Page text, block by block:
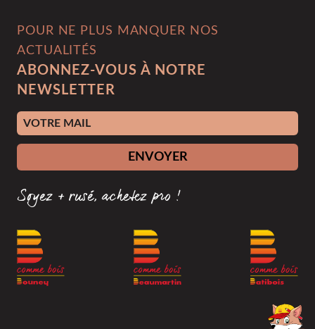
POUR NE PLUS MANQUER NOS
ACTUALITÉS
ABONNEZ-VOUS À NOTRE
NEWSLETTER
Adresse e-mail
ENVOYER
Soyez + rusé, achetez pro !